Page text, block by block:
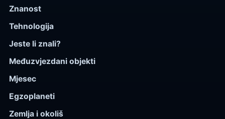
Znanost
Tehnologija
Jeste li znali?
Međuzvjezdani objekti
Mjesec
Egzoplaneti
Zemlja i okoliš